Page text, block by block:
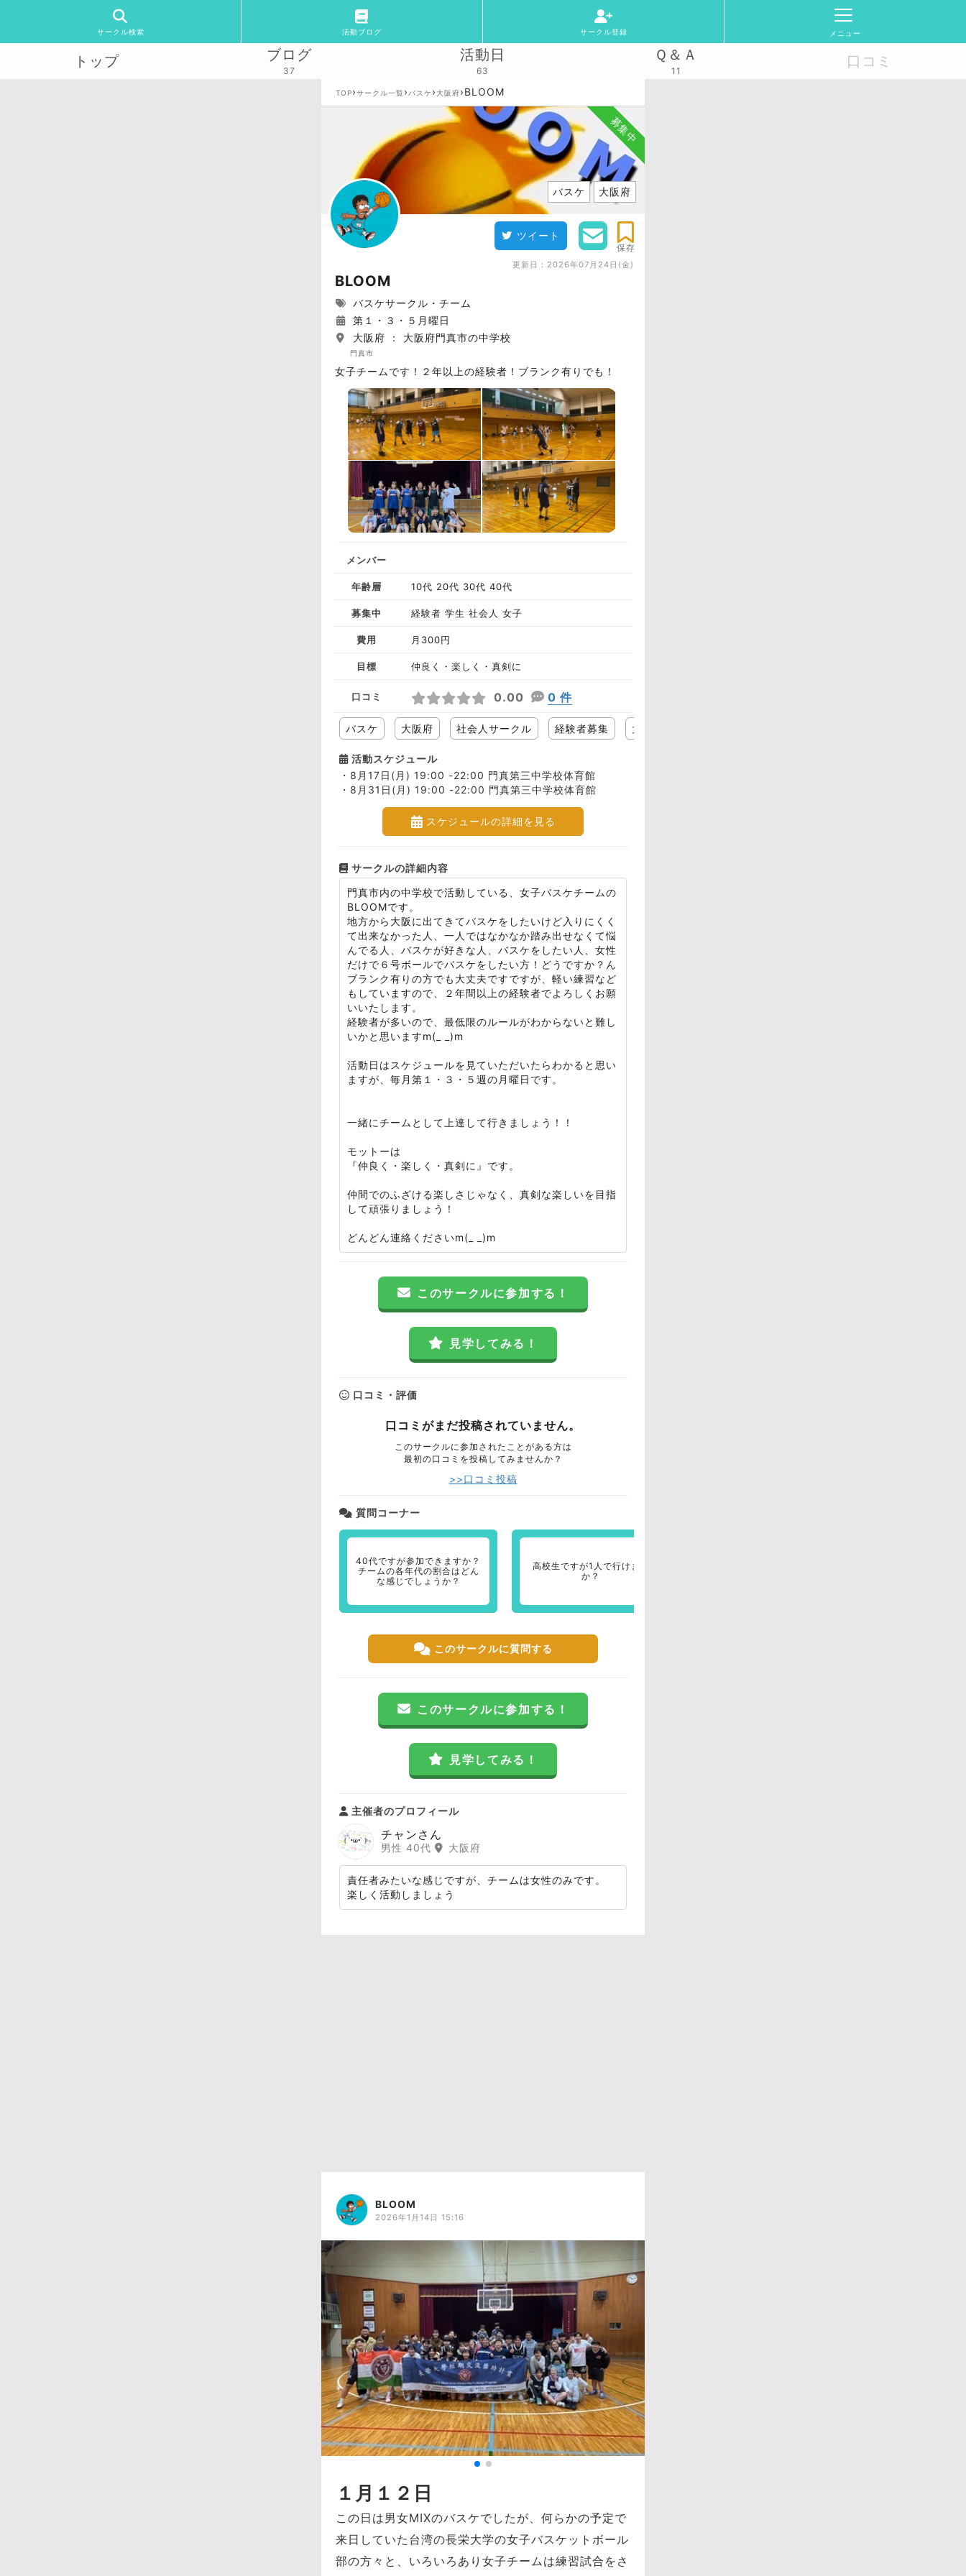
サークル検索 活動ブログ サークル登録 メニュー
トップ ブログ
37
活動日
63
Ｑ＆Ａ
11
口コミ
TOP›サークル一覧 › バスケ › 大阪府›BLOOM
募集中
バスケ 大阪府
ツイート
保存
更新日： 2026年07月24日(金)
BLOOM
バスケサークル・チーム
第１・３・５月曜日
大阪府 ： 大阪府門真市の中学校
門真市
女子チームです！２年以上の経験者！ブランク有りでも！
メンバー
年齢層 10代 20代 30代 40代
募集中 経験者 学生 社会人 女子
費用 月300円
目標 仲良く・楽しく・真剣に
口コミ 0.00 0 件
バスケ 大阪府 社会人サークル 経験者募集 大学生募集
活動スケジュール
・8月17日(月) 19:00 -22:00 門真第三中学校体育館
・8月31日(月) 19:00 -22:00 門真第三中学校体育館
スケジュールの詳細を見る
サークルの詳細内容
門真市内の中学校で活動している、女子バスケチームの
BLOOMです。
地方から大阪に出てきてバスケをしたいけど入りにくく
て出来なかった人、一人ではなかなか踏み出せなくて悩
んでる人、バスケが好きな人、バスケをしたい人、女性
だけで６号ボールでバスケをしたい方！どうですか？ん
ブランク有りの方でも大丈夫ですですが、軽い練習など
もしていますので、２年間以上の経験者でよろしくお願
いいたします。
経験者が多いので、最低限のルールがわからないと難し
いかと思いますm(_ _)m
活動日はスケジュールを見ていただいたらわかると思い
ますが、毎月第１・３・５週の月曜日です。
一緒にチームとして上達して行きましょう！！
モットーは
『仲良く・楽しく・真剣に』です。
仲間でのふざける楽しさじゃなく、真剣な楽しいを目指
して頑張りましょう！
どんどん連絡くださいm(_ _)m
このサークルに参加する！
見学してみる！
口コミ・評価
口コミがまだ投稿されていません。
このサークルに参加されたことがある方は
最初の口コミを投稿してみませんか？
>>口コミ投稿
質問コーナー
40代ですが参加できますか？
チームの各年代の割合はどん
な感じでしょうか？
高校生ですが1人で行けます
か？
このサークルに質問する
このサークルに参加する！
見学してみる！
主催者のプロフィール
チャンさん
男性 40代 大阪府
責任者みたいな感じですが、チームは女性のみです。
楽しく活動しましょう
BLOOM
2026年1月14日 15:16
１月１２日
この日は男女MIXのバスケでしたが、何らかの予定で
来日していた台湾の長栄大学の女子バスケットボール
部の方々と、いろいろあり女子チームは練習試合をさ